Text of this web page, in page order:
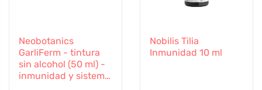
Neobotanics
GarliFerm - tintura
sin alcohol (50 ml) -
inmunidad y sistema
Nobilis Tilia
Inmunidad 10 ml